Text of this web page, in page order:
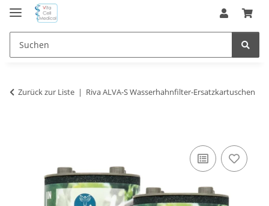
Zurück zur Liste Riva ALVA-S Wasserhahnfilter-Ersatzkartuschen